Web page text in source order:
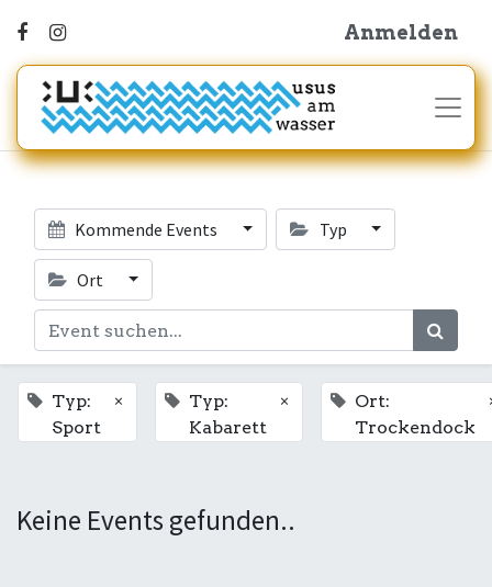
Anmelden
Kommende Events Typ
Ort
Typ:
Sport
×
Typ:
Kabarett
×
Ort:
Trockendock
Keine Events gefunden..